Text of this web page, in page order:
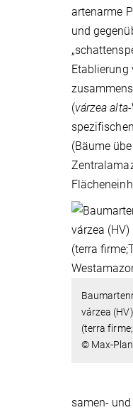
artenarme
und
Etablierung
(várzea alta
(Bäume
várzea
(terra
© Max-
samen-